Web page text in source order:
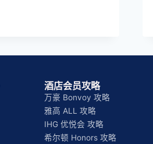
酒店会员攻略
万豪 Bonvoy 攻略
雅高 ALL 攻略
IHG 优悦会 攻略
希尔顿 Honors 攻略